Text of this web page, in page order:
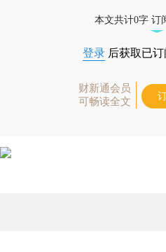
本文共计0字 订
登录 后获取已
财新通会员
可畅读全文